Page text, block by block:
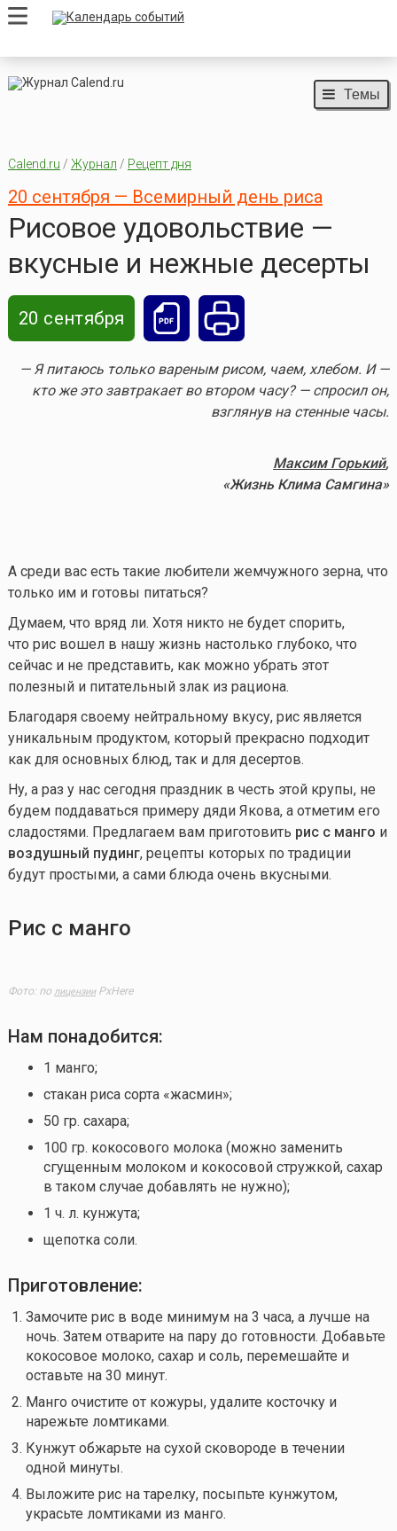
Темы
Calend.ru / Журнал / Рецепт дня
20 сентября — Всемирный день риса
Рисовое удовольствие —
вкусные и нежные десерты
20 сентября
— Я питаюсь только вареным рисом, чаем, хлебом. И —
кто же это завтракает во втором часу? — спросил он,
взглянув на стенные часы.
Максим Горький,
«Жизнь Клима Самгина»
А среди вас есть такие любители жемчужного зерна, что
только им и готовы питаться?
Думаем, что вряд ли. Хотя никто не будет спорить,
что рис вошел в нашу жизнь настолько глубоко, что
сейчас и не представить, как можно убрать этот
полезный и питательный злак из рациона.
Благодаря своему нейтральному вкусу, рис является
уникальным продуктом, который прекрасно подходит
как для основных блюд, так и для десертов.
Ну, а раз у нас сегодня праздник в честь этой крупы, не
будем поддаваться примеру дяди Якова, а отметим его
сладостями. Предлагаем вам приготовить рис с манго и
воздушный пудинг, рецепты которых по традиции
будут простыми, а сами блюда очень вкусными.
Рис с манго
Фото: по лицензииPxHere
Нам понадобится:
1 манго;
стакан риса сорта «жасмин»;
50 гр. сахара;
100 гр. кокосового молока (можно заменить
сгущенным молоком и кокосовой стружкой, сахар
в таком случае добавлять не нужно);
1 ч. л. кунжута;
щепотка соли.
Приготовление:
Замочите рис в воде минимум на 3 часа, а лучше на
ночь. Затем отварите на пару до готовности. Добавьте
кокосовое молоко, сахар и соль, перемешайте и
оставьте на 30 минут.
Манго очистите от кожуры, удалите косточку и
нарежьте ломтиками.
Кунжут обжарьте на сухой сковороде в течении
одной минуты.
Выложите рис на тарелку, посыпьте кунжутом,
украсьте ломтиками из манго.